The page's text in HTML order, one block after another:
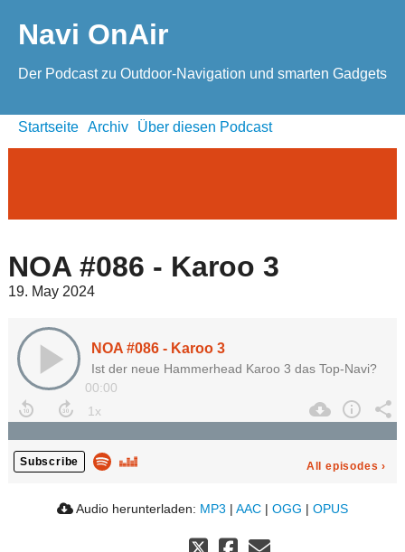
Navi OnAir
Der Podcast zu Outdoor-Navigation und smarten Gadgets
Startseite Archiv Über diesen Podcast
NOA #086 - Karoo 3
19. May 2024
NOA #086 - Karoo 3
Ist der neue Hammerhead Karoo 3 das Top-Navi?
00:00
Subscribe All episodes ›
Audio herunterladen: MP3 | AAC | OGG | OPUS